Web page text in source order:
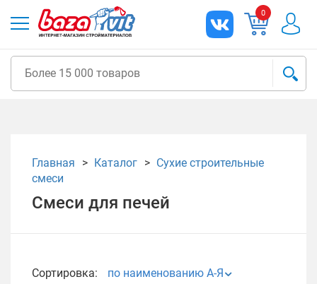
0
Главная Каталог
Сухие строительные
смеси
Смеси для печей
Сортировка: по наименованию А-Я